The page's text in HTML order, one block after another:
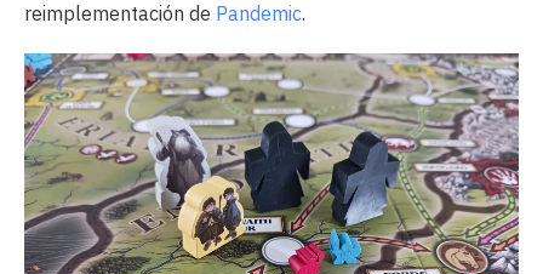
reimplementación de Pandemic.